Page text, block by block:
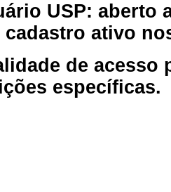
USP: aberto
ativo
de
específicas.